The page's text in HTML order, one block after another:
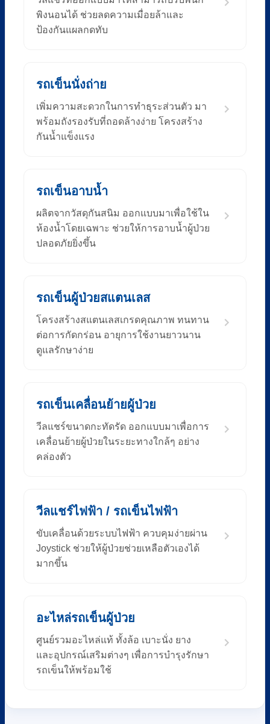
พิงนอนได้ ช่วยลดความเมื่อยล้าและ
ป้องกันแผลกดทับ
รถเข็นนั่งถ่าย
เพิ่มความสะดวกในการทำธุระส่วนตัว มา
พร้อมถังรองรับที่ถอดล้างง่าย โครงสร้าง
กันน้ำแข็งแรง
รถเข็นอาบน้ำ
ผลิตจากวัสดุกันสนิม ออกแบบมาเพื่อใช้ใน
ห้องน้ำโดยเฉพาะ ช่วยให้การอาบน้ำผู้ป่วย
ปลอดภัยยิ่งขึ้น
รถเข็นผู้ป่วยสแตนเลส
โครงสร้างสแตนเลสเกรดคุณภาพ ทนทาน
ต่อการกัดกร่อน อายุการใช้งานยาวนาน
ดูแลรักษาง่าย
รถเข็นเคลื่อนย้ายผู้ป่วย
วีลแชร์ขนาดกะทัดรัด ออกแบบมาเพื่อการ
เคลื่อนย้ายผู้ป่วยในระยะทางใกล้ๆ อย่าง
คล่องตัว
วีลแชร์ไฟฟ้า / รถเข็นไฟฟ้า
ขับเคลื่อนด้วยระบบไฟฟ้า ควบคุมง่ายผ่าน
Joystick ช่วยให้ผู้ป่วยช่วยเหลือตัวเองได้
มากขึ้น
อะไหล่รถเข็นผู้ป่วย
ศูนย์รวมอะไหล่แท้ ทั้งล้อ เบาะนั่ง ยาง
และอุปกรณ์เสริมต่างๆ เพื่อการบำรุงรักษา
รถเข็นให้พร้อมใช้